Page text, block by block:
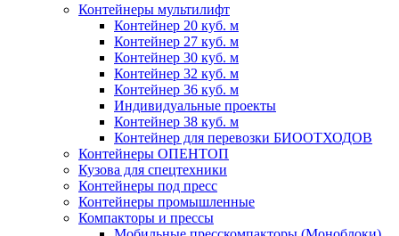
Контейнеры мультилифт
Контейнер 20 куб. м
Контейнер 27 куб. м
Контейнер 30 куб. м
Контейнер 32 куб. м
Контейнер 36 куб. м
Индивидуальные проекты
Контейнер 38 куб. м
Контейнер для перевозки БИООТХОДОВ
Контейнеры ОПЕНТОП
Кузова для спецтехники
Контейнеры под пресс
Контейнеры промышленные
Компакторы и прессы